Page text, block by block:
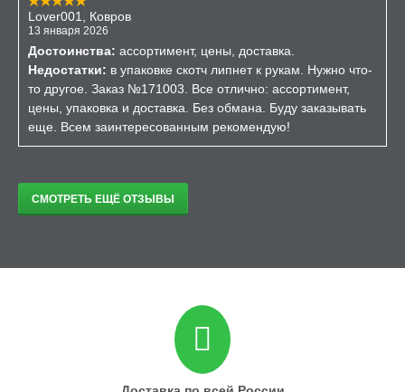
Lover001, Ковров
13 января 2026
Достоинства: ассортимент, цены, доставка.
Недостатки: в упаковке скотч липнет к рукам. Нужно что-
то другое. Заказ №171003. Все отлично: ассортимент,
цены, упаковка и доставка. Без обмана. Буду заказывать
еще. Всем заинтересованным рекомендую!
СМОТРЕТЬ ЕЩЁ ОТЗЫВЫ